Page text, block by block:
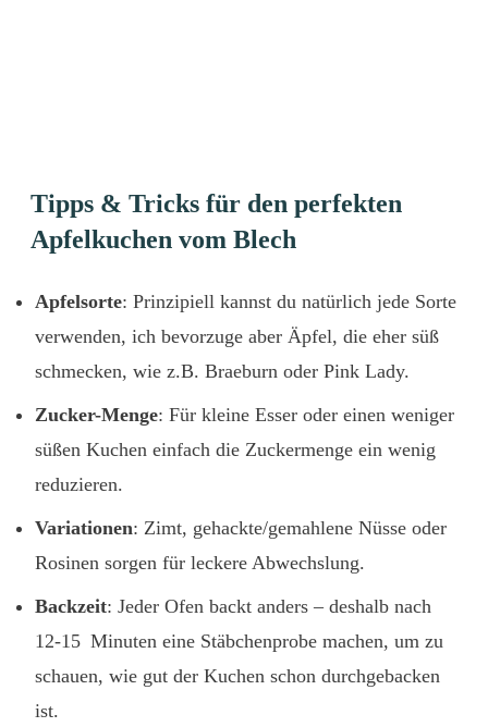
Tipps & Tricks für den perfekten
Apfelkuchen vom Blech
Apfelsorte: Prinzipiell kannst du natürlich jede Sorte
verwenden, ich bevorzuge aber Äpfel, die eher süß
schmecken, wie z.B. Braeburn oder Pink Lady.
Zucker-Menge: Für kleine Esser oder einen weniger
süßen Kuchen einfach die Zuckermenge ein wenig
reduzieren.
Variationen: Zimt, gehackte/gemahlene Nüsse oder
Rosinen sorgen für leckere Abwechslung.
Backzeit: Jeder Ofen backt anders – deshalb nach
12-15 Minuten eine Stäbchenprobe machen, um zu
schauen, wie gut der Kuchen schon durchgebacken
ist.